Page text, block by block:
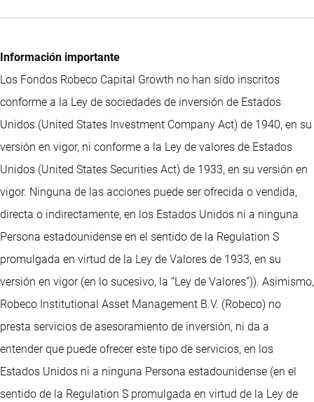
Información importante
Los Fondos Robeco Capital Growth no han sido inscritos
conforme a la Ley de sociedades de inversión de Estados
Unidos (United States Investment Company Act) de 1940, en su
versión en vigor, ni conforme a la Ley de valores de Estados
Unidos (United States Securities Act) de 1933, en su versión en
vigor. Ninguna de las acciones puede ser ofrecida o vendida,
directa o indirectamente, en los Estados Unidos ni a ninguna
Persona estadounidense en el sentido de la Regulation S
promulgada en virtud de la Ley de Valores de 1933, en su
versión en vigor (en lo sucesivo, la “Ley de Valores”)). Asimismo,
Robeco Institutional Asset Management B.V. (Robeco) no
presta servicios de asesoramiento de inversión, ni da a
entender que puede ofrecer este tipo de servicios, en los
Estados Unidos ni a ninguna Persona estadounidense (en el
sentido de la Regulation S promulgada en virtud de la Ley de